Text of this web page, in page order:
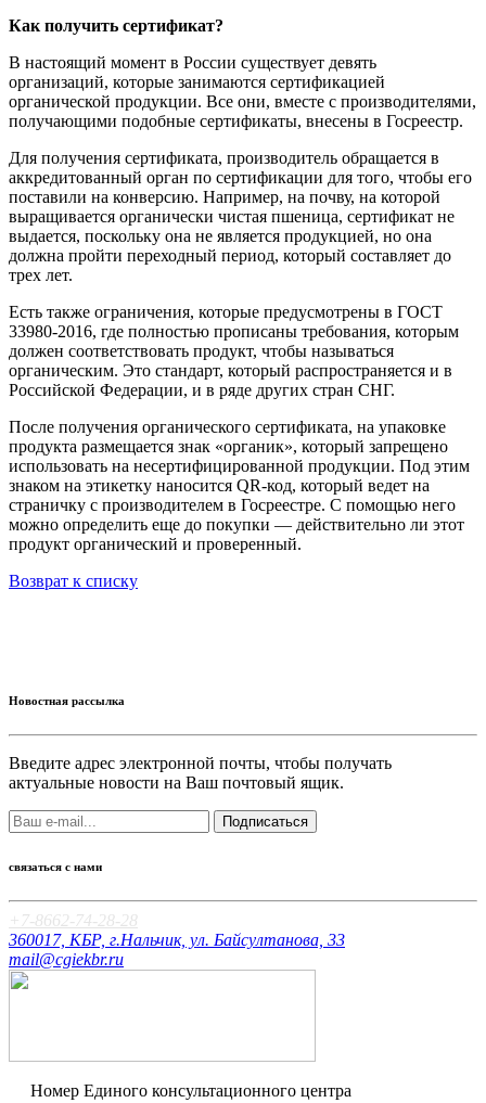
Как получить сертификат?
В настоящий момент в России существует девять
организаций, которые занимаются сертификацией
органической продукции. Все они, вместе с производителями,
получающими подобные сертификаты, внесены в Госреестр.
Для получения сертификата, производитель обращается в
аккредитованный орган по сертификации для того, чтобы его
поставили на конверсию. Например, на почву, на которой
выращивается органически чистая пшеница, сертификат не
выдается, поскольку она не является продукцией, но она
должна пройти переходный период, который составляет до
трех лет.
Есть также ограничения, которые предусмотрены в ГОСТ
33980-2016, где полностью прописаны требования, которым
должен соответствовать продукт, чтобы называться
органическим. Это стандарт, который распространяется и в
Российской Федерации, и в ряде других стран СНГ.
После получения органического сертификата, на упаковке
продукта размещается знак «органик», который запрещено
использовать на несертифицированной продукции. Под этим
знаком на этикетку наносится QR-код, который ведет на
страничку с производителем в Госреестре. С помощью него
можно определить еще до покупки — действительно ли этот
продукт органический и проверенный.
Возврат к списку
Новостная рассылка
Введите адрес электронной почты, чтобы получать
актуальные новости на Ваш почтовый ящик.
Подписаться
связаться с нами
+7-8662-74-28-28
360017, КБР, г.Нальчик, ул. Байсултанова, 33
mail@cgiekbr.ru
Номер Единого консультационного центра